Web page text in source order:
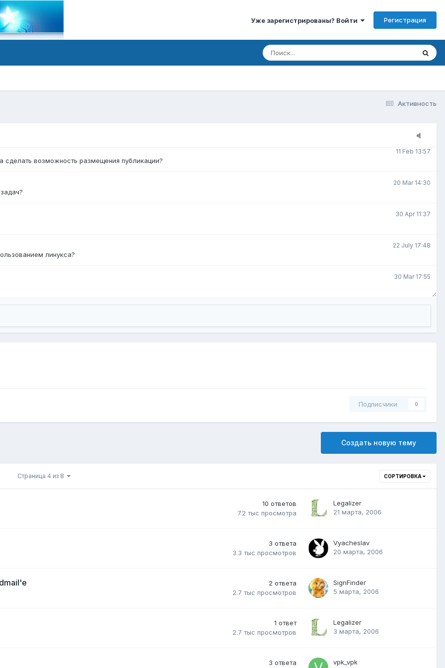
Уже зарегистрированы? Войти Регистрация
Активность
3 Jan 15:00
3 Feb 7:30
forum/...%BE%D0%B6%D0%B8%D1%82%D1%8C/
8 Feb 20:22
11 Feb 13:57
возможность размещения публикации?
20 Mar 14:30
30 Apr 11:37
22 July 17:48
линукса?
30 Mar 17:55
Подписчики 0
Создать новую тему
СОРТИРОВКА
Страница 4 из 8
10 ответов
7.2 тыс просмотра
Legalizer
21 марта, 2006
3 ответа
3.3 тыс просмотров
Vyacheslav
20 марта, 2006
2 ответа
2.7 тыс просмотров
SignFinder
5 марта, 2006
1 ответ
2.7 тыс просмотров
Legalizer
3 марта, 2006
3 ответа
vpk_vpk